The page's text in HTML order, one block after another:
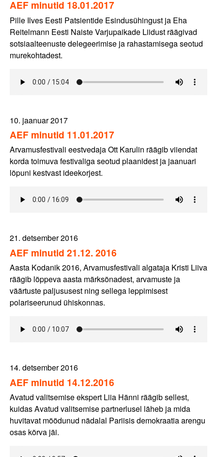
AEF minutid 18.01.2017
Pille Ilves Eesti Patsientide Esindusühingust ja Eha
Reitelmann Eesti Naiste Varjupaikade Liidust räägivad
sotsiaalteenuste delegeerimise ja rahastamisega seotud
murekohtadest.
10. jaanuar 2017
AEF minutid 11.01.2017
Arvamusfestivali eestvedaja Ott Karulin räägib viiendat
korda toimuva festivaliga seotud plaanidest ja jaanuari
lõpuni kestvast ideekorjest.
21. detsember 2016
AEF minutid 21.12. 2016
Aasta Kodanik 2016, Arvamusfestivali algataja Kristi Liiva
räägib lõppeva aasta märksõnadest, arvamuste ja
väärtuste paljususest ning sellega leppimisest
polariseerunud ühiskonnas.
14. detsember 2016
AEF minutid 14.12.2016
Avatud valitsemise ekspert Liia Hänni räägib sellest,
kuidas Avatud valitsemise partnerlusel läheb ja mida
huvitavat möödunud nädalal Pariisis demokraatia arengu
osas kõrva jäi.